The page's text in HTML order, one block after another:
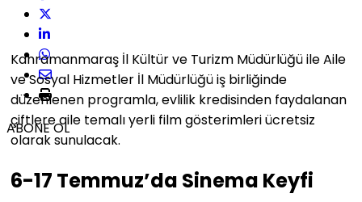
ABONE OL
Kahramanmaraş İl Kültür ve Turizm Müdürlüğü ile Aile
ve Sosyal Hizmetler İl Müdürlüğü iş birliğinde
düzenlenen programla, evlilik kredisinden faydalanan
çiftlere aile temalı yerli film gösterimleri ücretsiz
olarak sunulacak.
6-17 Temmuz’da Sinema Keyfi